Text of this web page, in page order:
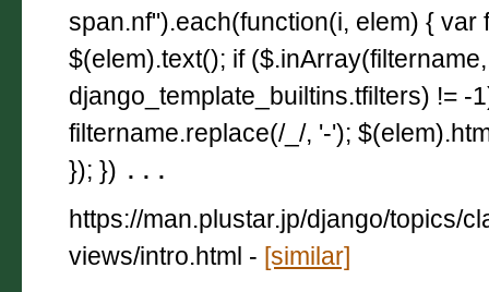
span.nf").each(function(i, elem) { var
$(elem).text(); if ($.inArray(filtername,
django_template_builtins.tfilters) != -
filtername.replace(/_/, '-');
}); }) ...
https://man.plustar.jp/django/topics/
views/intro.html - [similar]